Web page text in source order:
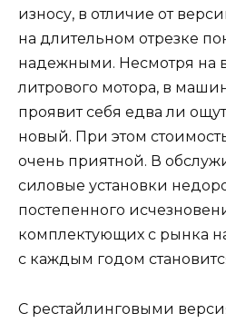
износу, в отличие от
на длительном отрезке
надежными. Несмотря на
литрового мотора, в
проявит себя едва ли
новый. При этом
очень приятной. В
силовые установки
постепенного
комплектующих с рынка
с каждым годом
С рестайлинговыми